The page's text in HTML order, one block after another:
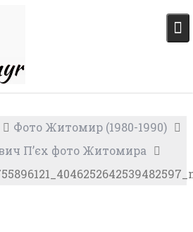
Фото Житомир (1980-1990)
П’єх фото Житомира